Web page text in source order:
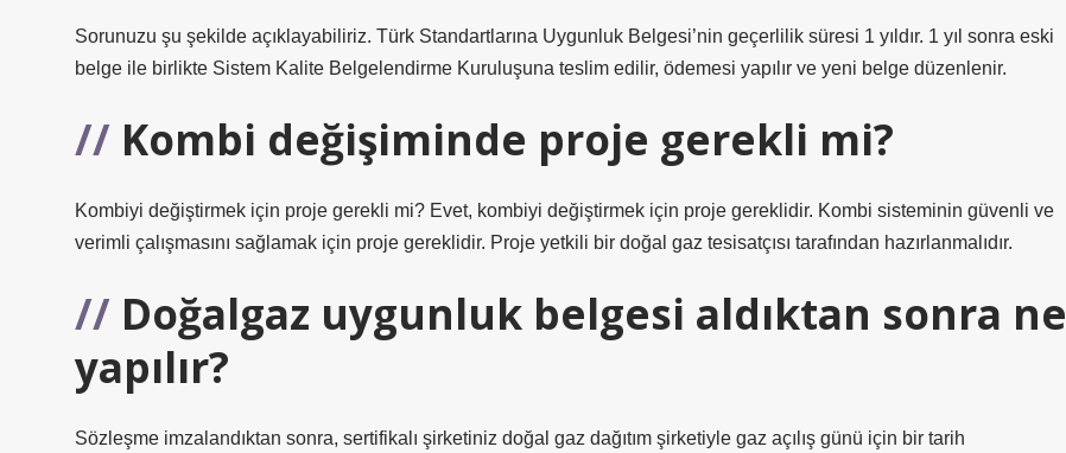
Sorunuzu şu şekilde açıklayabiliriz. Türk Standartlarına Uygunluk Belgesi’nin geçerlilik süresi 1 yıldır. 1 yıl sonra eski
belge ile birlikte Sistem Kalite Belgelendirme Kuruluşuna teslim edilir, ödemesi yapılır ve yeni belge düzenlenir.
Kombi değişiminde proje gerekli mi?
Kombiyi değiştirmek için proje gerekli mi? Evet, kombiyi değiştirmek için proje gereklidir. Kombi sisteminin güvenli ve
verimli çalışmasını sağlamak için proje gereklidir. Proje yetkili bir doğal gaz tesisatçısı tarafından hazırlanmalıdır.
Doğalgaz uygunluk belgesi aldıktan sonra ne
yapılır?
Sözleşme imzalandıktan sonra, sertifikalı şirketiniz doğal gaz dağıtım şirketiyle gaz açılış günü için bir tarih